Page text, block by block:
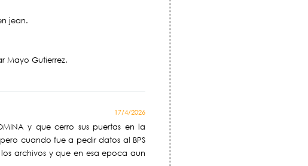
jean.
Mayo Gutierrez.
17/4/2026
y que cerro sus puertas en la
cuando fue a pedir datos al BPS
archivos y que en esa epoca aun